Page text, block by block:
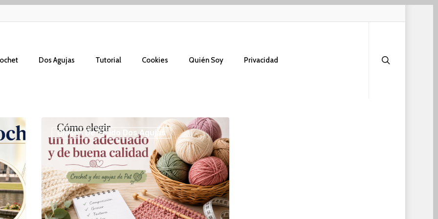
Dos Agujas Tutorial Cookies Quién Soy Privacidad
Cómo
elegir
un
adecuado
y
de
Clases De Tejido Dos Agujas